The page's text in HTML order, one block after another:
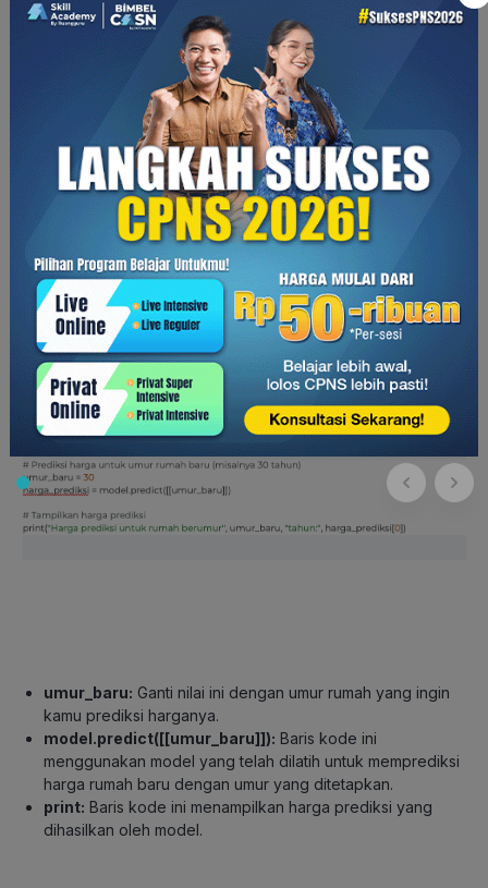
model.fit(X_train.values.reshape(-1, 1), y_train): Baris
kode ini melatih model regresi linear dengan data latihan.
Perhatikan penggunaan .reshape(-1, 1) untuk mengubah fitur
menjadi array dua dimensi yang diperlukan oleh model.
Kelima, prediksi harga rumah baru dengan
model
umur_baru: Ganti nilai ini dengan umur rumah yang ingin
kamu prediksi harganya.
model.predict([[umur_baru]]): Baris kode ini
menggunakan model yang telah dilatih untuk memprediksi
harga rumah baru dengan umur yang ditetapkan.
print: Baris kode ini menampilkan harga prediksi yang
dihasilkan oleh model.